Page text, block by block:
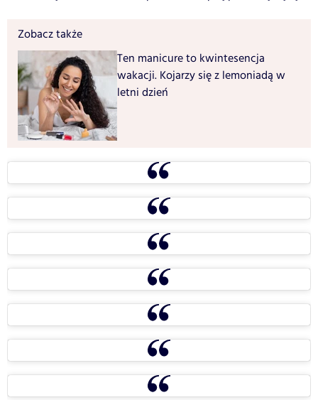
Zobacz także
Ten manicure to kwintesencja
wakacji. Kojarzy się z lemoniadą w
letni dzień